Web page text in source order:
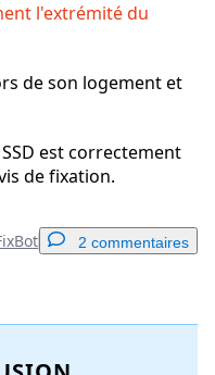
l'extrémité du
de son logement et
est correctement
de fixation.
2 commentaires